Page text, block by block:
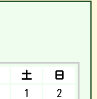
土
日
1
2